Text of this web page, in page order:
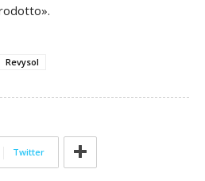
Revysol
Twitter